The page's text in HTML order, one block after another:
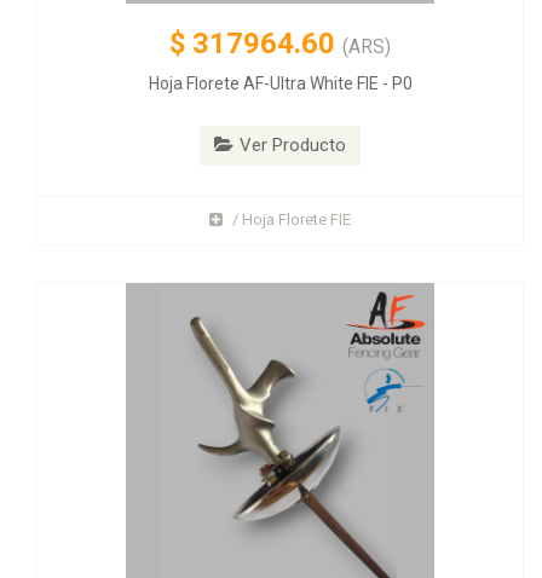
$ 317964.60 (ARS)
Hoja Florete AF-Ultra White FIE - P0
Ver Producto
/ Hoja Florete FIE